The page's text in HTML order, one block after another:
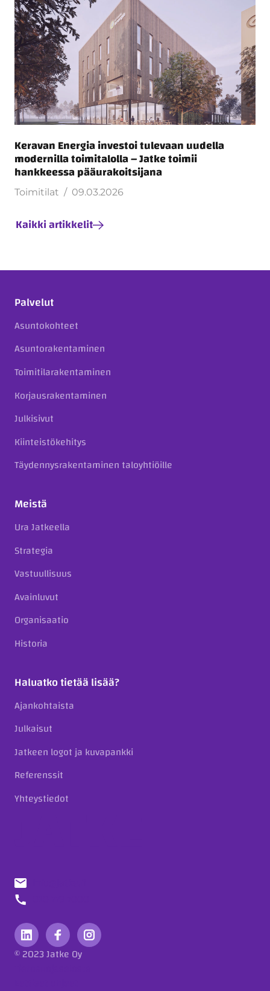
Keravan Energia investoi tulevaan uudella
modernilla toimitalolla – Jatke toimii
hankkeessa pääurakoitsijana
Toimitilat 09.03.2026
Kaikki artikkelit
Palvelut
Asuntokohteet
Asuntorakentaminen
Toimitilarakentaminen
Korjausrakentaminen
Julkisivut
Kiinteistökehitys
Täydennysrakentaminen taloyhtiöille
Meistä
Ura Jatkeella
Strategia
Vastuullisuus
Avainluvut
Organisaatio
Historia
Haluatko tietää lisää?
Ajankohtaista
Julkaisut
Jatkeen logot ja kuvapankki
Referenssit
Yhteystiedot
© 2023 Jatke Oy